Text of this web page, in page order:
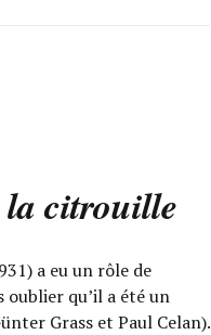
la citrouille
a eu un rôle de
oublier qu’il a été un
Grass et Paul Celan).